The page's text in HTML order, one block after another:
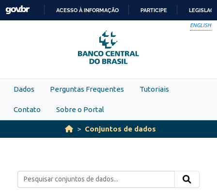
Skip to main content
PARA
O
CONTEÚDO
ACESSO À INFORMAÇÃO PARTICIPE
ENGLISH
Dados Perguntas Frequentes Tutoriais
Contato Sobre o Portal
Conjuntos de dados